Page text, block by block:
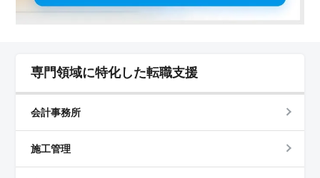
専門領域に特化した転職支援
会計事務所
施工管理